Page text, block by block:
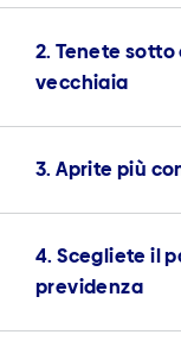
2. Tenete
vecchiaia
3. Aprite più
4. Scegliete il
previdenza